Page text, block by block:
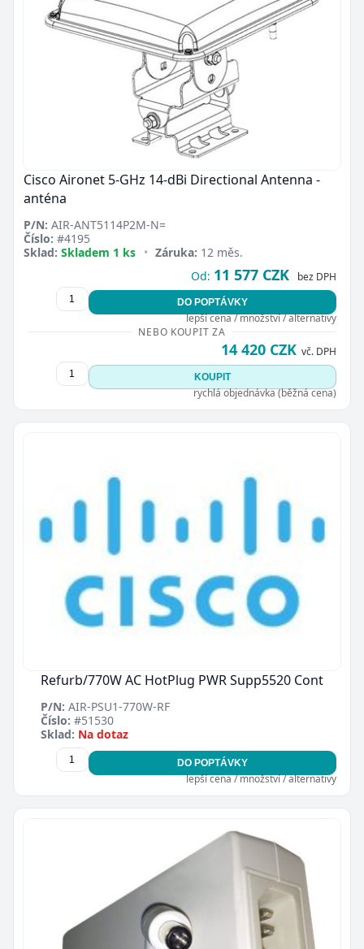
Cisco Aironet 5-GHz 14-dBi Directional Antenna -
anténa
P/N: AIR-ANT5114P2M-N=
Číslo: #4195
Sklad: Skladem 1 ks • Záruka: 12 měs.
Od: 11 577 CZK bez DPH
DO POPTÁVKY
lepší cena / množství / alternativy
NEBO KOUPIT ZA
14 420 CZK vč. DPH
KOUPIT
rychlá objednávka (běžná cena)
Refurb/770W AC HotPlug PWR Supp5520 Cont
P/N: AIR-PSU1-770W-RF
Číslo: #51530
Sklad: Na dotaz
DO POPTÁVKY
lepší cena / množství / alternativy